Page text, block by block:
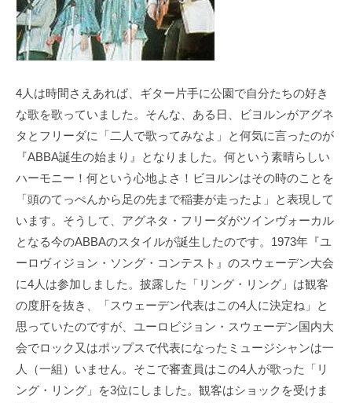
4人は時間さえあれば、ギター片手に公園で自分たちの好き
な歌を歌っていました。そんな、ある日、ビヨルンがアグネ
タとフリーダに「二人で歌ってみなよ」と何気に言ったのが
『ABBA誕生の始まり』となりました。何という素晴らしい
ハーモニー！何という心地よさ！ビヨルンはその時のことを
「頭のてっぺんから足の先まで稲妻が走ったよ」と表現して
います。そうして、アグネタ・フリーダがツインヴォーカル
となる今のABBAのスタイルが誕生したのです。1973年『ユ
ーロヴィジョン・ソング・コンテスト』のスウェーデン大会
に4人は参加しました。披露した「リング・リング」は観客
の度肝を抜き、「スウェーデン代表はこの4人に決定ね」と
思っていたのですが、ユーロビジョン・スウェーデン国内大
会でロック又はポップスで代表になったミュージシャンは一
人（一組）いません。そこで審査員はこの4人が歌った「リ
ング・リング」を3位にしました。観客はショックを受けま